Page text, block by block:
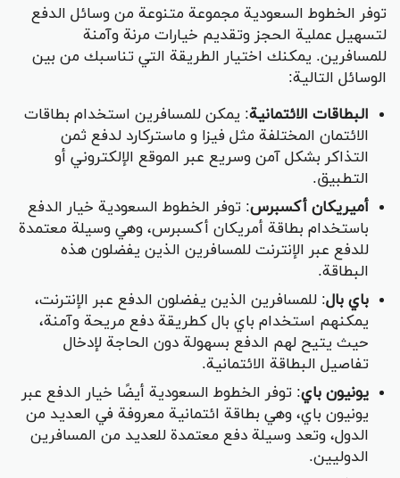
توفر الخطوط السعودية مجموعة متنوعة من وسائل الدفع
لتسهيل عملية الحجز وتقديم خيارات مرنة وآمنة
للمسافرين. يمكنك اختيار الطريقة التي تناسبك من بين
الوسائل التالية:
البطاقات الائتمانية: يمكن للمسافرين استخدام بطاقات
الائتمان المختلفة مثل فيزا و ماستركارد لدفع ثمن
التذاكر بشكل آمن وسريع عبر الموقع الإلكتروني أو
التطبيق.
أميريكان أكسبرس: توفر الخطوط السعودية خيار الدفع
باستخدام بطاقة أمريكان أكسبرس، وهي وسيلة معتمدة
للدفع عبر الإنترنت للمسافرين الذين يفضلون هذه
البطاقة.
باي بال: للمسافرين الذين يفضلون الدفع عبر الإنترنت،
يمكنهم استخدام باي بال كطريقة دفع مريحة وآمنة،
حيث يتيح لهم الدفع بسهولة دون الحاجة لإدخال
تفاصيل البطاقة الائتمانية.
يونيون باي: توفر الخطوط السعودية أيضًا خيار الدفع عبر
يونيون باي، وهي بطاقة ائتمانية معروفة في العديد من
الدول، وتعد وسيلة دفع معتمدة للعديد من المسافرين
الدوليين.